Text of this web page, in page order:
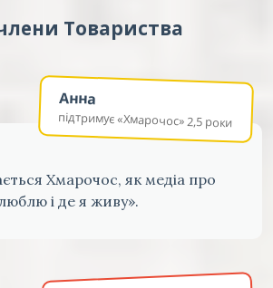
Товариства
Анна
підтримує «Хмарочос» 2,5 роки
Хмарочос, як медіа про
і де я живу».